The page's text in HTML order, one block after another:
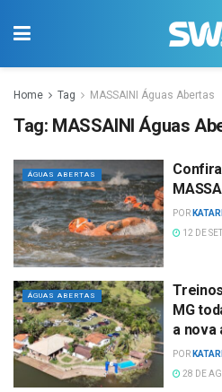
Home Tag MASSAINI Águas Abertas
Tag: MASSAINI Águas
ÁGUAS ABERTAS
POR
12 DE
ÁGUAS ABERTAS
MG
a nova
POR
28 DE